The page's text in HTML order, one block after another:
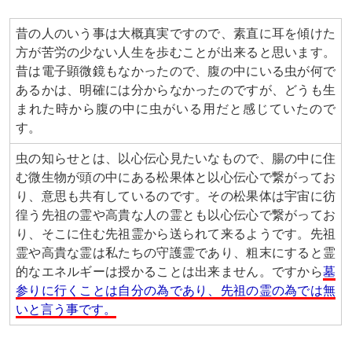
昔の人のいう事は大概真実ですので、素直に耳を傾けた
方が苦労の少ない人生を歩むことが出来ると思います。
昔は電子顕微鏡もなかったので、腹の中にいる虫が何で
あるかは、明確には分からなかったのですが、どうも生
まれた時から腹の中に虫がいる用だと感じていたので
す。
虫の知らせとは、以心伝心見たいなもので、腸の中に住
む微生物が頭の中にある松果体と以心伝心で繋がってお
り、意思も共有しているのです。その松果体は宇宙に彷
徨う先祖の霊や高貴な人の霊とも以心伝心で繋がってお
り、そこに住む先祖霊から送られて来るようです。先祖
霊や高貴な霊は私たちの守護霊であり、粗末にすると霊
的なエネルギーは授かることは出来ません。ですから墓
参りに行くことは自分の為であり、先祖の霊の為では無
いと言う事です。